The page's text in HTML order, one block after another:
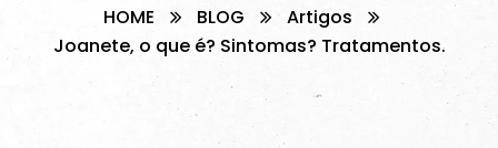
HOME BLOG
Artigos
Joanete, o que é? Sintomas? Tratamentos.